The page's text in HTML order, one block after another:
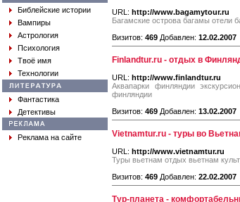
Библейские истории
Вампиры
Астрология
Психология
Твоё имя
Технологии
Фантастика
Детективы
Реклама на сайте
URL: http://www.bagamytour.ru
Багамские острова багамы отели
Визитов: 469 Добавлен: 12.02.2007
Finlandtur.ru - отдых в
URL: http://www.finlandtur.ru
Аквапарки финляндии
финляндии
Визитов: 469 Добавлен: 13.02.2007
Vietnamtur.ru - туры во
URL: http://www.vietnamtur.ru
Туры вьетнам отдых вьетнам
Визитов: 469 Добавлен: 22.02.2007
Тур-планета -